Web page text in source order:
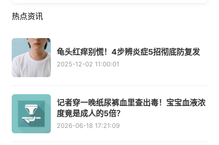
热点资讯
龟头红痒别慌！4步辨炎症5招彻底防复发
2025-12-02 11:00:01
记者穿一晚纸尿裤血里查出毒！宝宝血液浓
度竟是成人的5倍？
2026-06-18 17:21:09